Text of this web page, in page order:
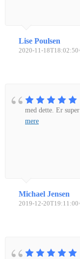
Lise Poulsen
2020-11-
med dette. Er
mere
Michael Jensen
2019-12-